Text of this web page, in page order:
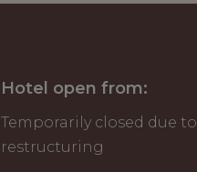
Hotel open from:
Temporarily closed due to
restructuring